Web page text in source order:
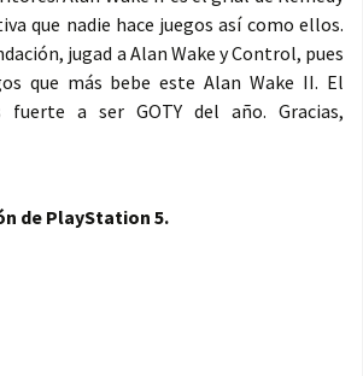
que nadie hace juegos así como ellos.
jugad a Alan Wake y Control, pues
que más bebe este Alan Wake II. El
fuerte a ser GOTY del año. Gracias,
de PlayStation 5.